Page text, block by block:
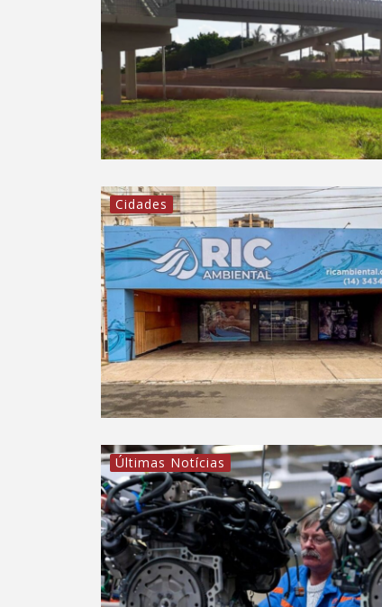
Cidades
Últimas Notícias